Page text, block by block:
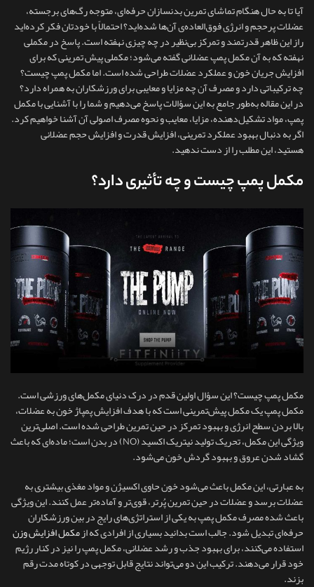
آیا تا به حال هنگام تماشای تمرین بدنسازان حرفه‌ای، متوجه رگ‌های برجسته،
عضلات پرحجم و انرژی فوق‌العاده‌ی آن‌ها شده‌اید؟ احتمالاً با خودتان فکر کرده‌اید
راز این ظاهر قدرتمند و تمرکز بی‌نظیر در چه چیزی نهفته است. پاسخ در مکملی
نهفته که به آن مکمل پمپ عضلانی گفته می‌شود؛ مکملی پیش‌ تمرینی که برای
افزایش جریان خون و عملکرد عضلات طراحی شده است. اما مکمل پمپ چیست؟
چه ترکیباتی دارد و مصرف آن چه مزایا و معایبی برای ورزشکاران به همراه دارد؟
در این مقاله به‌طور جامع به این سؤالات پاسخ می‌دهیم و شما را با آشنایی با مکمل
پمپ، مواد تشکیل‌دهنده، مزایا، معایب و نحوه مصرف اصولی آن آشنا خواهیم کرد.
اگر به دنبال بهبود عملکرد تمرینی، افزایش قدرت و افزایش حجم عضلانی
هستید، این مطلب را از دست ندهید.
مکمل پمپ چیست و چه تأثیری دارد؟
مکمل پمپ چیست؟ این سؤال اولین قدم در درک دنیای مکمل‌های ورزشی است.
مکمل پمپ یک مکمل پیش‌تمرینی است که با هدف افزایش پمپاژ خون به عضلات،
بالا بردن سطح انرژی و بهبود تمرکز در حین تمرین طراحی شده است. اصلی‌ترین
ویژگی این مکمل، تحریک تولید نیتریک اکسید (NO) در بدن است؛ ماده‌ای که باعث
گشاد شدن عروق و بهبود گردش خون می‌شود.
به‌ عبارتی، این مکمل باعث می‌شود خون حاوی اکسیژن و مواد مغذی بیشتری به
عضلات برسد و عضلات در حین تمرین پُرتر، قوی‌تر و آماده‌تر عمل کنند. این ویژگی
باعث شده مصرف مکمل پمپ به یکی از استراتژی‌های رایج در بین ورزشکاران
حرفه‌ای تبدیل شود. جالب است بدانید بسیاری از افرادی که ازمکمل افزایش وزن
استفاده می‌کنند، برای بهبود جذب و رشد عضلانی، مکمل پمپ را نیز در کنار رژیم
خود قرار می‌دهند. ترکیب این دو می‌تواند نتایج قابل توجهی در کوتاه‌ مدت رقم
بزند.